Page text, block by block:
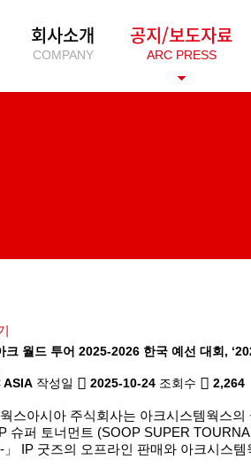
회사소개
COMPANY
공지/보도자료
ARC PRESS
크 월드 투어 2025-2026 한국 예선 대회,
ASIA 작성일 2025-10-24 조회수
2,264
스아시아 주식회사는 아크시스템웍스
슈퍼 토너먼트 (SOOP SUPER
」 IP 굿즈의 오프라인 판매와 아크시스